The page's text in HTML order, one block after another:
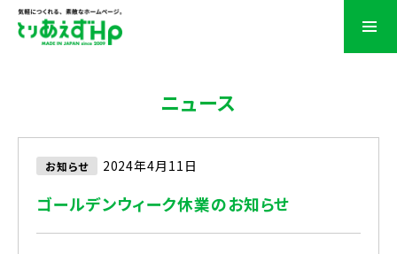
ニュース
お知らせ 2024年4月11日
ゴールデンウィーク休業のお知らせ